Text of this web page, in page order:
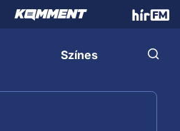
Színes